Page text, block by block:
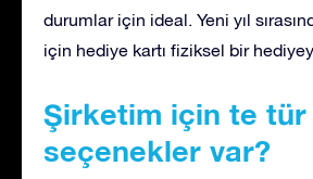
durumlar için ideal. Yeni yıl
için hediye kartı fiziksel bir
Şirketim için te tür
seçenekler var?